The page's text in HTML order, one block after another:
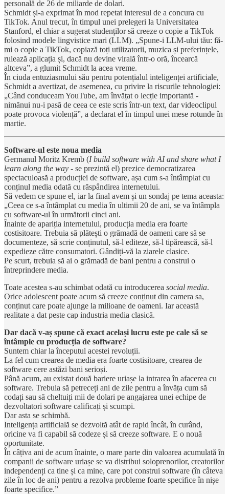
personală de 26 de miliarde de dolari.
Schmidt și-a exprimat în mod repetat interesul de a concura cu
TikTok. Anul trecut, în timpul unei prelegeri la Universitatea
Stanford, el chiar a sugerat studenților să creeze o copie a TikTok
folosind modele lingvistice mari (LLM). „Spune-i LLM-ului tău: fă-
mi o copie a TikTok, copiază toți utilizatorii, muzica și preferințele,
rulează aplicația și, dacă nu devine virală într-o oră, încearcă
altceva”, a glumit Schmidt la acea vreme.
În ciuda entuziasmului său pentru potențialul inteligenței artificiale,
Schmidt a avertizat, de asemenea, cu privire la riscurile tehnologiei:
„Când conduceam YouTube, am învățat o lecție importantă -
nimănui nu-i pasă de ceea ce este scris într-un text, dar videoclipul
poate provoca violență”, a declarat el în timpul unei mese rotunde în
martie.
Software-ul este noua media
Germanul Moritz Kremb (I build software with AI and share what I
learn along the way - se prezintă el) prezice democratizarea
spectaculoasă a producției de software, așa cum s-a întâmplat cu
conținul media odată cu răspândirea internetului.
Să vedem ce spune el, iar la final avem și un sondaj pe tema aceasta:
„Ceea ce s-a întâmplat cu media în ultimii 20 de ani, se va întâmpla
cu software-ul în următorii cinci ani.
Înainte de apariția internetului, producția media era foarte
costisitoare. Trebuia să plătești o grămadă de oameni care să se
documenteze, să scrie conținutul, să-l editeze, să-l tipărească, să-l
expedieze către consumatori. Gândiți-vă la ziarele clasice.
Pe scurt, trebuia să ai o grămadă de bani pentru a construi o
întreprindere media.
Toate acestea s-au schimbat odată cu introducerea social media.
Orice adolescent poate acum să creeze conținut din camera sa,
conținut care poate ajunge la milioane de oameni. Iar această
realitate a dat peste cap industria media clasică.
Dar dacă v-aș spune că exact același lucru este pe cale să se
întâmple cu producția de software?
Suntem chiar la începutul acestei revoluții.
La fel cum crearea de media era foarte costisitoare, crearea de
software cere astăzi bani serioși.
Până acum, au existat două bariere uriașe la intrarea în afacerea cu
software. Trebuia să petreceți ani de zile pentru a învăța cum să
codați sau să cheltuiți mii de dolari pe angajarea unei echipe de
dezvoltatori software calificați și scumpi.
Dar asta se schimbă.
Inteligența artificială se dezvoltă atât de rapid încât, în curând,
oricine va fi capabil să codeze și să creeze software. E o nouă
oportunitate.
În câțiva ani de acum înainte, o mare parte din valoarea acumulată în
companii de software uriașe se va distribui soloprenorilor, creatorilor
independenți ca tine și ca mine, care pot construi software (în câteva
zile în loc de ani) pentru a rezolva probleme foarte specifice în nișe
foarte specifice.”